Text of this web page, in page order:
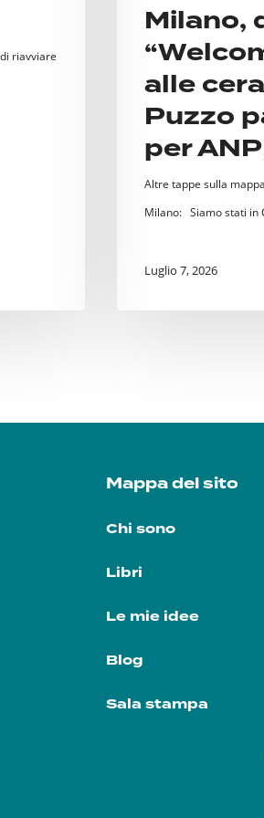
riavviare
ANPI
Milano,
alle
Puzzo
per
Altre tappe sulla
Milano: Siamo stati in
Luglio 7, 2026
Mappa del sito
Chi sono
Libri
Le mie idee
Blog
Sala stampa